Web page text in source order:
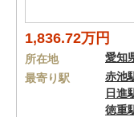
1,836.72万円
所在地 愛知
最寄り駅
赤池
日進
徳重